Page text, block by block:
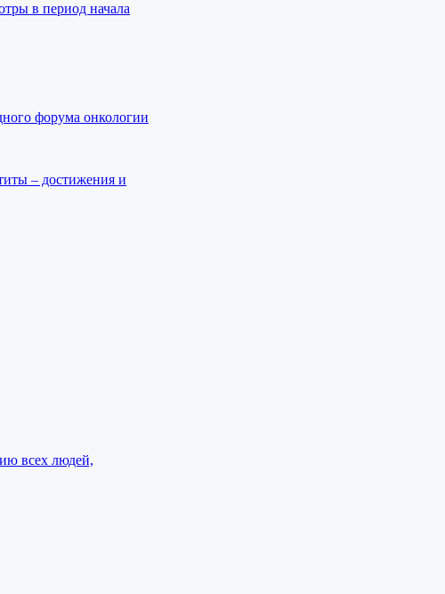
в период начала
форума онкологии
– достижения и
всех людей,